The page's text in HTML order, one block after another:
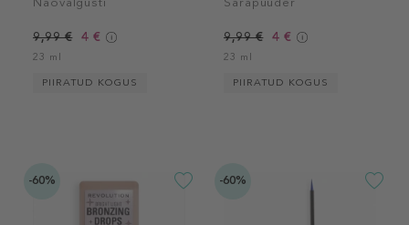
9,99 € 4 €
23 ml
PIIRATUD KOGUS
9,99 € 4 €
23 ml
PIIRATUD KOGUS
-60% -60%